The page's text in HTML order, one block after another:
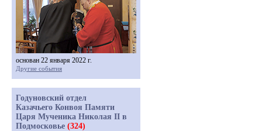
основан 22 января 2022 г.
Другие события
Годуновский отдел
Казачьего Конвоя Памяти
Царя Мученика Николая II в
Подмосковье (324)